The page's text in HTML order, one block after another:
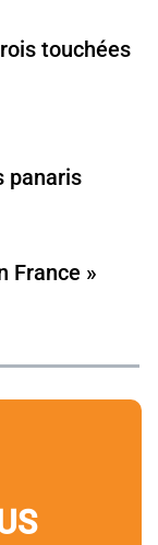
touchées
panaris
France »